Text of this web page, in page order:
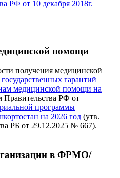
РФ от 10 декабря 2018г.
помощи
получения медицинской
гарантий
медицинской помощи на
Правительства РФ от
программы
на 2026 год (утв.
РБ от 29.12.2025 № 667).
в ФРМО/